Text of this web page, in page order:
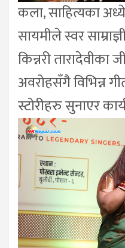
कला, साहित्यका
सायमीले स्वर
किन्नरी
अवरोहसँगै विभिन्न
स्टोरीहरु सुनाएर